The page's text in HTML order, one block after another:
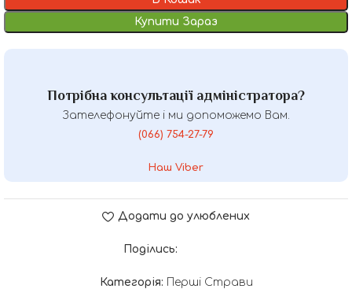
Купити Зараз
Потрібна консультації адміністратора?
Зателефонуйте і ми допоможемо Вам.
(066) 754-27-79
Наш Viber
Додати до улюблених
Поділись:
Категорія: Перші Страви